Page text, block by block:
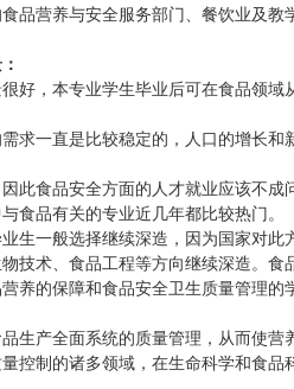
品营养与安全服务部门、餐饮业及
好，本专业学生毕业后可在食品领
求一直是比较稳定的，人口的增长
此食品安全方面的人才就业应该不
食品有关的专业近几年都比较热门。
生一般选择继续深造，因为国家对
技术、食品工程等方向继续深造。
养的保障和食品安全卫生质量管理
生产全面系统的质量管理，从而使
控制的诸多领域，在生命科学和食